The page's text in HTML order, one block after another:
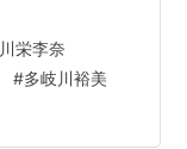
川栄李奈
#多岐川裕美